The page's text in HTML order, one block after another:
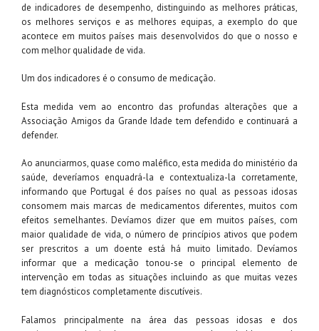
de indicadores de desempenho, distinguindo as melhores práticas,
os melhores serviços e as melhores equipas, a exemplo do que
acontece em muitos países mais desenvolvidos do que o nosso e
com melhor qualidade de vida.
Um dos indicadores é o consumo de medicação.
Esta medida vem ao encontro das profundas alterações que a
Associação Amigos da Grande Idade tem defendido e continuará a
defender.
Ao anunciarmos, quase como maléfico, esta medida do ministério da
saúde, deveríamos enquadrá-la e contextualiza-la corretamente,
informando que Portugal é dos países no qual as pessoas idosas
consomem mais marcas de medicamentos diferentes, muitos com
efeitos semelhantes. Devíamos dizer que em muitos países, com
maior qualidade de vida, o número de princípios ativos que podem
ser prescritos a um doente está há muito limitado. Devíamos
informar que a medicação tonou-se o principal elemento de
intervenção em todas as situações incluindo as que muitas vezes
tem diagnósticos completamente discutíveis.
Falamos principalmente na área das pessoas idosas e dos